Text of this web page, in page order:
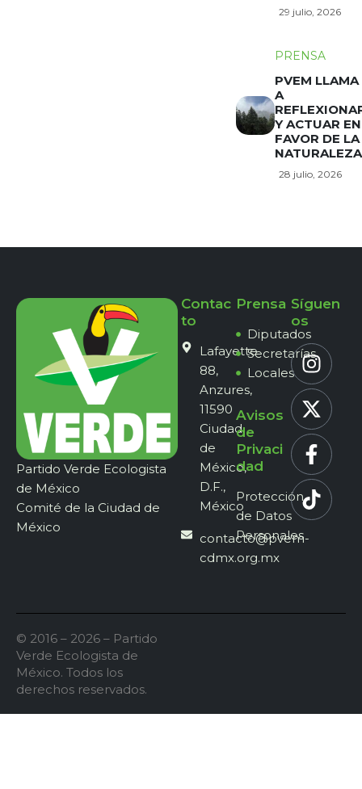
29 julio, 2026
PRENSA
PVEM LLAMA
A
Y ACTUAR EN
FAVOR DE LA
NATURALEZA
28 julio, 2026
Partido Verde Ecologista
de México
Comité de la Ciudad de
México
Contac
to
Lafayette
88,
Anzures,
11590
Ciudad
de
México,
D.F.,
México
contacto@pvem-
cdmx.org.mx
Prensa
Diputados
Secretarías
Locales
Avisos
de
Privaci
dad
Protección
de Datos
Personales
Síguen
os
© 2016 – 2026 – Partido
Verde Ecologista de
México. Todos los
derechos reservados.